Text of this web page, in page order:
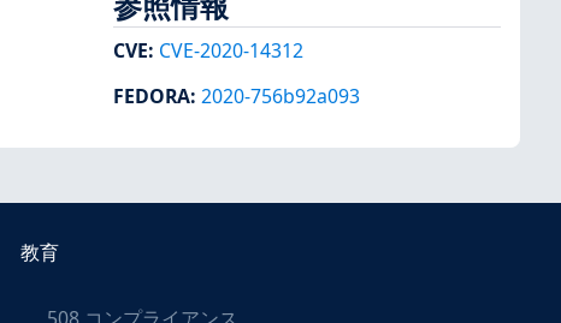
CVE: CVE-2020-14312
FEDORA: 2020-756b92a093
教育